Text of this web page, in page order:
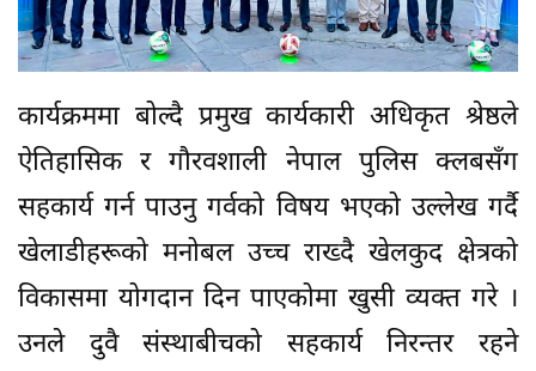
कार्यक्रममा बोल्दै प्रमुख कार्यकारी अधिकृत श्रेष्ठले
ऐतिहासिक र गौरवशाली नेपाल पुलिस क्लबसँग
सहकार्य गर्न पाउनु गर्वको विषय भएको उल्लेख गर्दै
खेलाडीहरूको मनोबल उच्च राख्दै खेलकुद क्षेत्रको
विकासमा योगदान दिन पाएकोमा खुसी व्यक्त गरे ।
उनले दुवै संस्थाबीचको सहकार्य निरन्तर रहने